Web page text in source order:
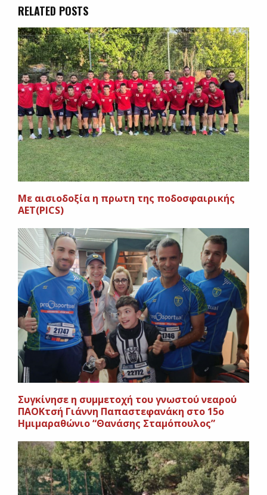
RELATED POSTS
Με αισιοδοξία η πρωτη της ποδοσφαιρικής
ΑΕΤ(PICS)
Συγκίνησε η συμμετοχή του γνωστού νεαρού
ΠΑΟΚτσή Γιάννη Παπαστεφανάκη στο 15ο
Ημιμαραθώνιο “Θανάσης Σταμόπουλος”